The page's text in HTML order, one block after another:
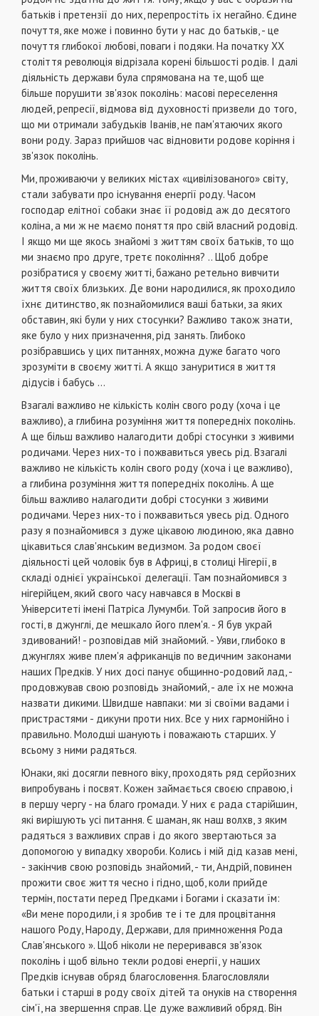
батьків і претензії до них, перепростіть їх негайно. Єдине
почуття, яке може і повинно бути у нас до батьків, - це
почуття глибокої любові, поваги і подяки. На початку XX
століття революція відрізала корені більшості родів. І далі
діяльність держави була спрямована на те, щоб ще
більше порушити зв'язок поколінь: масові переселення
людей, репресії, відмова від духовності призвели до того,
що ми отримали забудьків Іванів, не пам'ятаючих якого
вони роду. Зараз прийшов час відновити родове коріння і
зв'язок поколінь.
Ми, проживаючи у великих містах «цивілізованого» світу,
стали забувати про існування енергії роду. Часом
господар елітної собаки знає її родовід аж до десятого
коліна, а ми ж не маємо поняття про свій власний родовід.
І якщо ми ще якось знайомі з життям своїх батьків, то що
ми знаємо про друге, третє покоління? .. Щоб добре
розібратися у своєму житті, бажано ретельно вивчити
життя своїх близьких. Де вони народилися, як проходило
їхнє дитинство, як познайомилися ваші батьки, за яких
обставин, які були у них стосунки? Важливо також знати,
яке було у них призначення, рід занять. Глибоко
розібравшись у цих питаннях, можна дуже багато чого
зрозуміти в своєму житті. А якщо зануритися в життя
дідусів і бабусь ...
Взагалі важливо не кількість колін свого роду (хоча і це
важливо), а глибина розуміння життя попередніх поколінь.
А ще більш важливо налагодити добрі стосунки з живими
родичами. Через них-то і пожвавиться увесь рід. Взагалі
важливо не кількість колін свого роду (хоча і це важливо),
а глибина розуміння життя попередніх поколінь. А ще
більш важливо налагодити добрі стосунки з живими
родичами. Через них-то і пожвавиться увесь рід. Одного
разу я познайомився з дуже цікавою людиною, яка давно
цікавиться слав'янським ведизмом. За родом своєї
діяльності цей чоловік був в Африці, в столиці Нігерії, в
складі однієї української делегації. Там познайомився з
нігерійцем, який свого часу навчався в Москві в
Університеті імені Патріса Лумумби. Той запросив його в
гості, в джунглі, де мешкало його плем'я. - Я був украй
здивований! - розповідав мій знайомий. - Уяви, глибоко в
джунглях живе плем'я африканців по ведичним законами
наших Предків. У них досі панує общинно-родовий лад, -
продовжував свою розповідь знайомий, - але їх не можна
назвати дикими. Швидше навпаки: ми зі своїми вадами і
пристрастями - дикуни проти них. Все у них гармонійно і
правильно. Молодші шанують і поважають старших. У
всьому з ними радяться.
Юнаки, які досягли певного віку, проходять ряд серйозних
випробувань і посвят. Кожен займається своєю справою, і
в першу чергу - на благо громади. У них є рада старійшин,
які вирішують усі питання. Є шаман, як наш волхв, з яким
радяться з важливих справ і до якого звертаються за
допомогою у випадку хвороби. Колись і мій дід казав мені,
- закінчив свою розповідь знайомий, - ти, Андрій, повинен
прожити своє життя чесно і гідно, щоб, коли прийде
термін, постати перед Предками і Богами і сказати їм:
«Ви мене породили, і я зробив те і те для процвітання
нашого Роду, Народу, Держави, для примноження Рода
Слав'янського ». Щоб ніколи не переривався зв'язок
поколінь і щоб вільно текли родові енергії, у наших
Предків існував обряд благословення. Благословляли
батьки і старші в роду своїх дітей та онуків на створення
сім'ї, на звершення справ. Це дуже важливий обряд. Він